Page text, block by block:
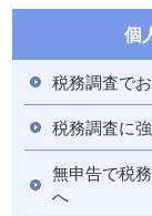
個
税務調査で
税務調査に
無申告で税
へ